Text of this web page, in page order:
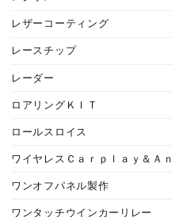
レザーコーティング
レースチップ
レーダー
ロアリングＫＩＴ
ロールスロイス
ワイヤレスＣａｒｐｌａｙ＆Ａ
ワンオフパネル製作
ワンタッチウインカーリレー